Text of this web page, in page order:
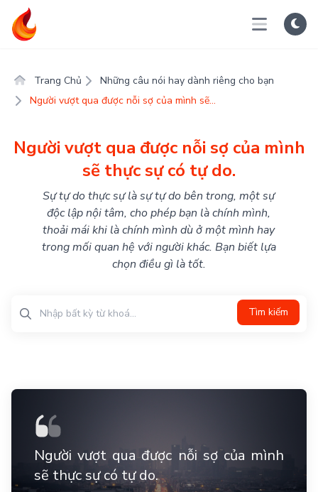
Trang Chủ
Những câu nói hay dành riêng cho bạn
Người vượt qua được nỗi sợ của mình sẽ...
Người vượt qua được nỗi sợ của mình
sẽ thực sự có tự do.
Sự tự do thực sự là sự tự do bên trong, một sự
độc lập nội tâm, cho phép bạn là chính mình,
thoải mái khi là chính mình dù ở một mình hay
trong mối quan hệ với người khác. Bạn biết lựa
chọn điều gì là tốt.
Tìm kiếm
Người vượt qua được nỗi sợ của mình
sẽ thực sự có tự do.